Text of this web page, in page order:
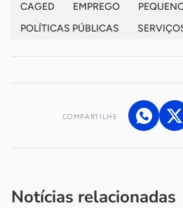
CAGED EMPREGO
POLÍTICAS PÚBLICAS
COMPARTILHE
Notícias relacionadas